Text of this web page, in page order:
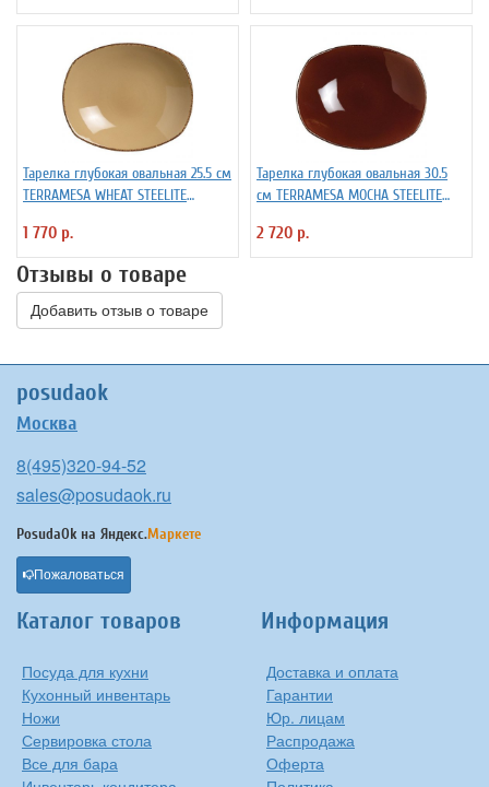
Тарелка глубокая овальная 25.5 см
TERRAMESA WHEAT STEELITE
1 770 р.
Тарелка глубокая овальная 30.5
см TERRAMESA MOCHA STEELITE
2 720 р.
Отзывы о товаре
Добавить отзыв о товаре
posudaok
Москва
8(495)320-94-52
sales@posudaok.ru
PosudaOk на Яндекс.Маркете
Пожаловаться
Каталог товаров
Посуда для кухни
Кухонный инвентарь
Ножи
Сервировка стола
Все для бара
Информация
Доставка и оплата
Гарантии
Юр. лицам
Распродажа
Оферта